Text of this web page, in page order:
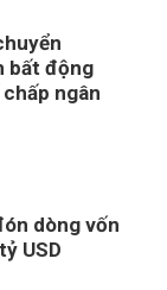
bất động
ngân
dòng vốn
USD